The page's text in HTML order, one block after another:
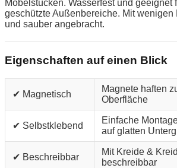
Möbelstücken. Wasserfest und geeignet
geschützte Außenbereiche. Mit wenigen
und sauber angebracht.
Eigenschaften auf einen Blick
✔ Magnetisch
Magnete haften
Oberfläche
✔ Selbstklebend
Einfache
auf glatten
✔ Beschreibbar
Mit Kreide &
beschreibbar